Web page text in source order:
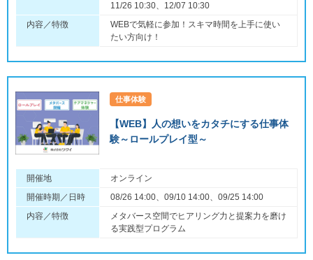
11/26 10:30、12/07 10:30
内容／特徴
WEBで気軽に参加！スキマ時間を上手に使い
たい方向け！
仕事体験
【WEB】人の想いをカタチにする仕事体
験～ロールプレイ型～
開催地
オンライン
開催時期／日時
08/26 14:00、09/10 14:00、09/25 14:00
内容／特徴
メタバース空間でヒアリング力と提案力を磨け
る実践型プログラム